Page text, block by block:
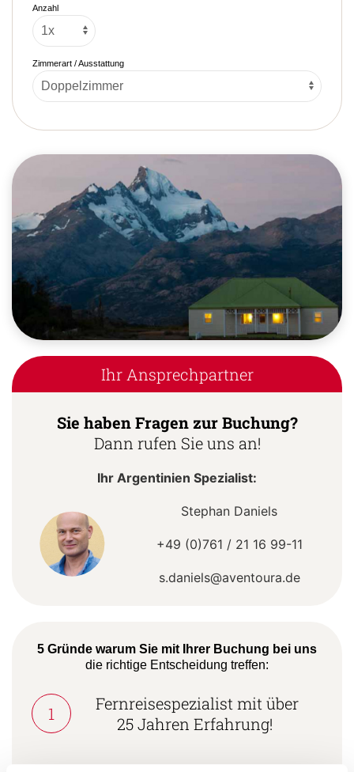
Anzahl
Zimmerart / Ausstattung
Ihr Ansprechpartner
Sie haben Fragen zur Buchung?
Dann rufen Sie uns an!
Ihr Argentinien Spezialist:
Stephan Daniels
+49 (0)761 / 21 16 99-11
s.daniels@aventoura.de
5 Gründe warum Sie mit Ihrer Buchung bei uns
die richtige Entscheidung treffen:
1
Fernreisespezialist mit über
25 Jahren Erfahrung!